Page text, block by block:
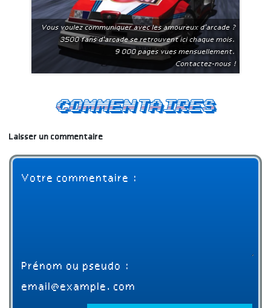
Vous voulez communiquer avec les amoureux d'arcade ?
3500 fans d'arcade se retrouvent ici chaque mois.
9 000 pages vues mensuellement.
Contactez-nous !
Commentaires
Laisser un commentaire